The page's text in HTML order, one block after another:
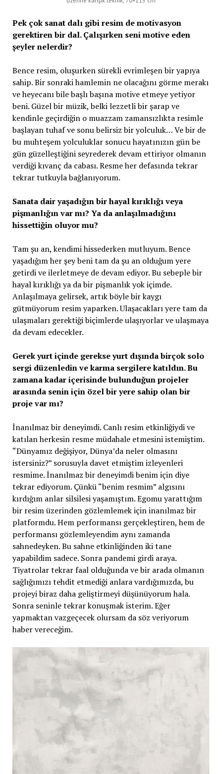
Pek çok sanat dalı gibi resim de motivasyon
gerektiren bir dal. Çalışırken seni motive eden
şeyler nelerdir?
Bence resim, oluşurken sürekli evrimleşen bir yapıya
sahip. Bir sonraki hamlemin ne olacağını görme merakı
ve heyecanı bile başlı başına motive etmeye yetiyor
beni. Güzel bir müzik, belki lezzetli bir şarap ve
kendinle geçirdiğin o muazzam zamansızlıkta resimle
başlayan tuhaf ve sonu belirsiz bir yolculuk… Ve bir de
bu muhteşem yolculuklar sonucu hayatınızın gün be
gün güzelleştiğini seyrederek devam ettiriyor olmanın
verdiği kıvanç da cabası. Resme her defasında tekrar
tekrar tutkuyla bağlanıyorum.
Sanata dair yaşadığın bir hayal kırıklığı veya
pişmanlığın var mı? Ya da anlaşılmadığını
hissettiğin oluyor mu?
Tam şu an, kendimi hissederken mutluyum. Bence
yaşadığım her şey beni tam da şu an olduğum yere
getirdi ve ilerletmeye de devam ediyor. Bu sebeple bir
hayal kırıklığı ya da bir pişmanlık yok içimde.
Anlaşılmaya gelirsek, artık böyle bir kaygı
gütmüyorum resim yaparken. Ulaşacakları yere tam da
ulaşmaları gerektiği biçimlerde ulaşıyorlar ve ulaşmaya
da devam edecekler.
Gerek yurt içinde gerekse yurt dışında birçok solo
sergi düzenledin ve karma sergilere katıldın. Bu
zamana kadar içerisinde bulunduğun projeler
arasında senin için özel bir yere sahip olan bir
proje var mı?
İnanılmaz bir deneyimdi. Canlı resim etkinliğiydi ve
katılan herkesin resme müdahale etmesini istemiştim.
“Dünyamız değişiyor, Dünya’da neler olmasını
istersiniz?” sorusuyla davet etmiştim izleyenleri
resmime. İnanılmaz bir deneyimdi benim için diye
tekrar ediyorum. Çünkü “benim resmim” algısını
kırdığım anlar silsilesi yaşamıştım. Egomu yarattığım
bir resim üzerinden gözlemlemek için inanılmaz bir
platformdu. Hem performansı gerçekleştiren, hem de
performansı gözlemleyendim aynı zamanda
sahnedeyken. Bu sahne etkinliğinden iki tane
yapabildim sadece. Sonra pandemi girdi araya.
Tiyatrolar tekrar faal olduğunda ve bir arada olmanın
sağlığımızı tehdit etmediği anlara vardığımızda, bu
projeyi biraz daha geliştirmeyi düşünüyorum hala.
Sonra seninle tekrar konuşmak isterim. Eğer
yapmaktan vazgeçecek olursam da söz veriyorum
haber vereceğim.